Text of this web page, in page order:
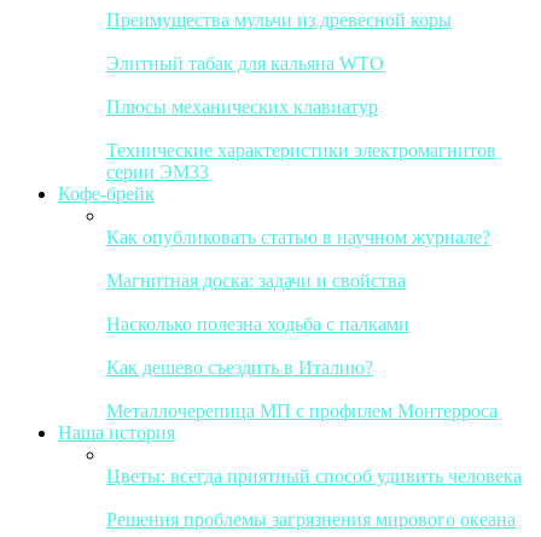
Преимущества мульчи из древесной коры
Элитный табак для кальяна WTO
Плюсы механических клавиатур
Технические характеристики электромагнитов
серии ЭМ33
Кофе-брейк
Как опубликовать статью в научном журнале?
Магнитная доска: задачи и свойства
Насколько полезна ходьба с палками
Как дешево съездить в Италию?
Металлочерепица МП с профилем Монтерроса
Наша история
Цветы: всегда приятный способ удивить человека
Решения проблемы загрязнения мирового океана